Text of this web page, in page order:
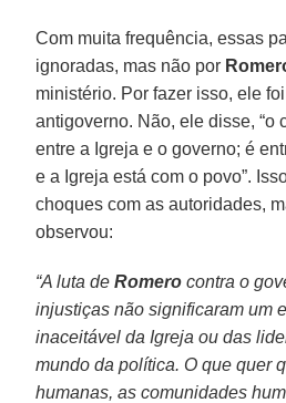
Com muita frequência, essas
ignoradas, mas não por
ministério. Por fazer isso, ele
antigoverno. Não, ele disse, “o
entre a Igreja e o governo; é
e a Igreja está com o povo”.
choques com as autoridades,
observou:
“A luta deRomero contra o
injustiças não significaram um
inaceitável da Igreja ou das
mundo da política. O que quer
humanas, as comunidades